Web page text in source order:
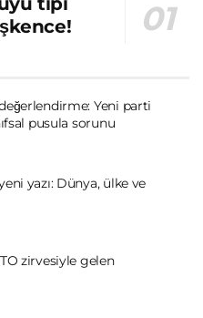
Yeni parti
pusula sorunu
yazı: Dünya, ülke ve
zirvesiyle gelen